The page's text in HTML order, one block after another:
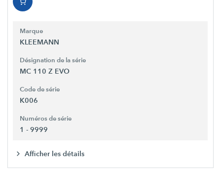
Marque
KLEEMANN
Désignation de la série
MC 110 Z EVO
Code de série
K006
Numéros de série
1 - 9999
Afficher les détails